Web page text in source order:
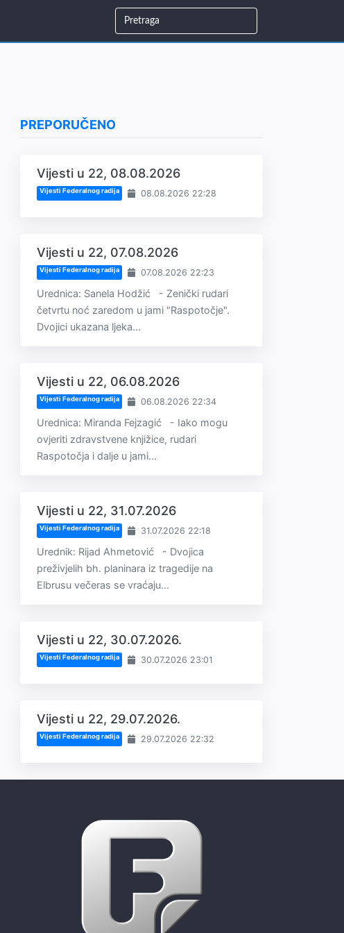
PREPORUČENO
Vijesti u 22, 08.08.2026
Vijesti Federalnog radija 08.08.2026 22:28
Vijesti u 22, 07.08.2026
Vijesti Federalnog radija 07.08.2026 22:23
Urednica: Sanela Hodžić - Zenički rudari
četvrtu noć zaredom u jami "Raspotočje".
Dvojici ukazana ljeka...
Vijesti u 22, 06.08.2026
Vijesti Federalnog radija 06.08.2026 22:34
Urednica: Miranda Fejzagić - Iako mogu
ovjeriti zdravstvene knjižice, rudari
Raspotočja i dalje u jami...
Vijesti u 22, 31.07.2026
Vijesti Federalnog radija 31.07.2026 22:18
Urednik: Rijad Ahmetović - Dvojica
preživjelih bh. planinara iz tragedije na
Elbrusu večeras se vraćaju...
Vijesti u 22, 30.07.2026.
Vijesti Federalnog radija 30.07.2026 23:01
Vijesti u 22, 29.07.2026.
Vijesti Federalnog radija 29.07.2026 22:32